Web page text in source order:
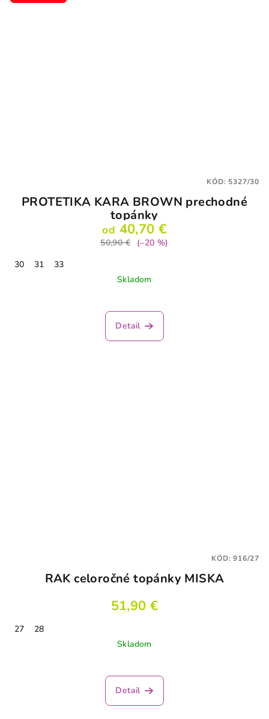
PROTETIKA KARA BROWN prechodné
topánky
od 40,70 €
50,90 €
(–20 %)
30
31
33
Skladom
Detail
KÓD: 5327/30
RAK celoročné topánky MISKA
51,90 €
27
28
Skladom
Detail
KÓD:916/27